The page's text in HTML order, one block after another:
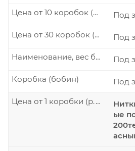
Под
Цена от 10 коробок (р./шт.)
Под
Цена от 30 коробок (р./шт.)
Под
Наименование, вес бобины
Под
Коробка (бобин)
ые
Цена от 1 коробки (р./шт.)